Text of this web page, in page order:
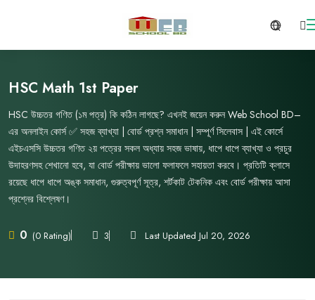
HSC Math 1st Paper
HSC উচ্চতর গণিত (১ম পত্র) কি কঠিন লাগছে? এখনই জয়েন করুন Web School BD–
এর অনলাইন কোর্স ✅ সহজ ব্যাখ্যা | বোর্ড প্রশ্ন সমাধান | সম্পূর্ণ সিলেবাস | এই কোর্সে
এইচএসসি উচ্চতর গণিত ২য় পত্রের সকল অধ্যায় সহজ ভাষায়, ধাপে ধাপে ব্যাখ্যা ও প্রচুর
উদাহরণসহ শেখানো হবে, যা বোর্ড পরীক্ষায় ভালো ফলাফলে সহায়তা করবে। প্রতিটি ক্লাসে
রয়েছে ধাপে ধাপে অঙ্ক সমাধান, গুরুত্বপূর্ণ সূত্র, শর্টকাট টেকনিক এবং বোর্ড পরীক্ষায় আসা
প্রশ্নের বিশ্লেষণ।
0 (0 Rating) 3 Last Updated Jul 20, 2026